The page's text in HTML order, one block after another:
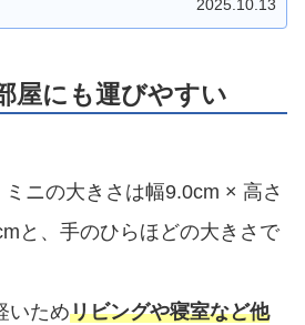
ことなる音の仕組みについて具体的に解説してい
。
2025.10.13
屋にも運びやすい
ニの大きさは幅9.0cm × 高さ
と、手のひらほどの大きさで
いためリビングや寝室など他